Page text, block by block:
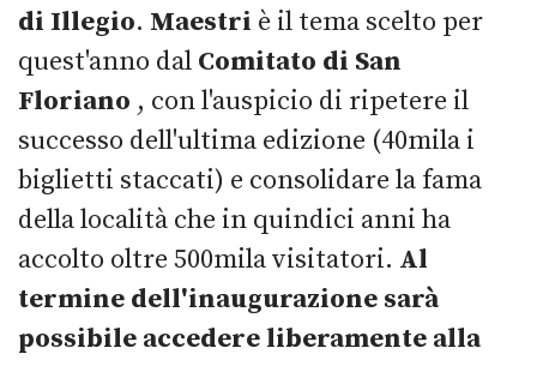
di Illegio. Maestri è il tema scelto per
quest'anno dal Comitato di San
Floriano , con l'auspicio di ripetere il
successo dell'ultima edizione (40mila i
biglietti staccati) e consolidare la fama
della località che in quindici anni ha
accolto oltre 500mila visitatori. Al
termine dell'inaugurazione sarà
possibile accedere liberamente alla